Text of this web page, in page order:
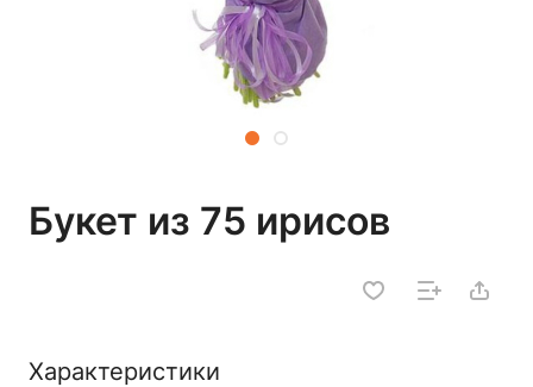
Букет из 75 ирисов
Характеристики